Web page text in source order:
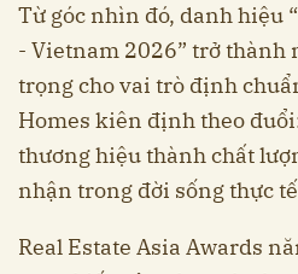
Từ góc nhìn đó, danh hiệu
- Vietnam 2026” trở thành
trọng cho vai trò định
Homes kiên định theo
thương hiệu thành chất
nhận trong đời sống thực
Real Estate Asia Awards